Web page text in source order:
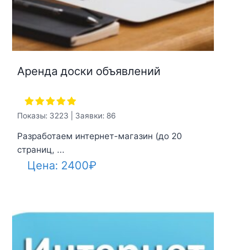
Аренда доски объявлений
Показы: 3223 | Заявки: 86
Разработаем интернет-магазин (до 20
страниц, ...
Цена: 2400₽